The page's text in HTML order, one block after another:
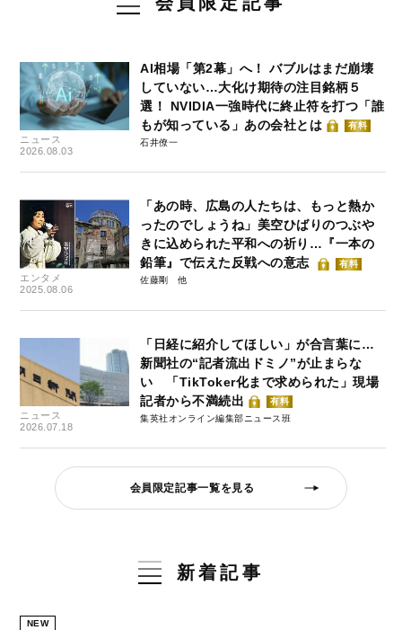
ニュース
2026.08.03
AI相場「第2幕」へ！ バブルはまだ崩壊
していない…大化け期待の注目銘柄５
選！ NVIDIA一強時代に終止符を打つ「誰
もが知っている」あの会社とは
有料
石井僚一
エンタメ
2025.08.06
「あの時、広島の人たちは、もっと熱か
ったのでしょうね」美空ひばりのつぶや
きに込められた平和への祈り…『一本の
鉛筆』で伝えた反戦への意志
有料
佐藤剛
ニュース
2026.07.18
「日経に紹介してほしい」が合言葉に…
新聞社の“記者流出ドミノ”が止まらな
い 「TikToker化まで求められた」現場
記者から不満続出
有料
集英社オンライン編集部ニュース班
会員限定記事一覧を見る
新着記事
NEW